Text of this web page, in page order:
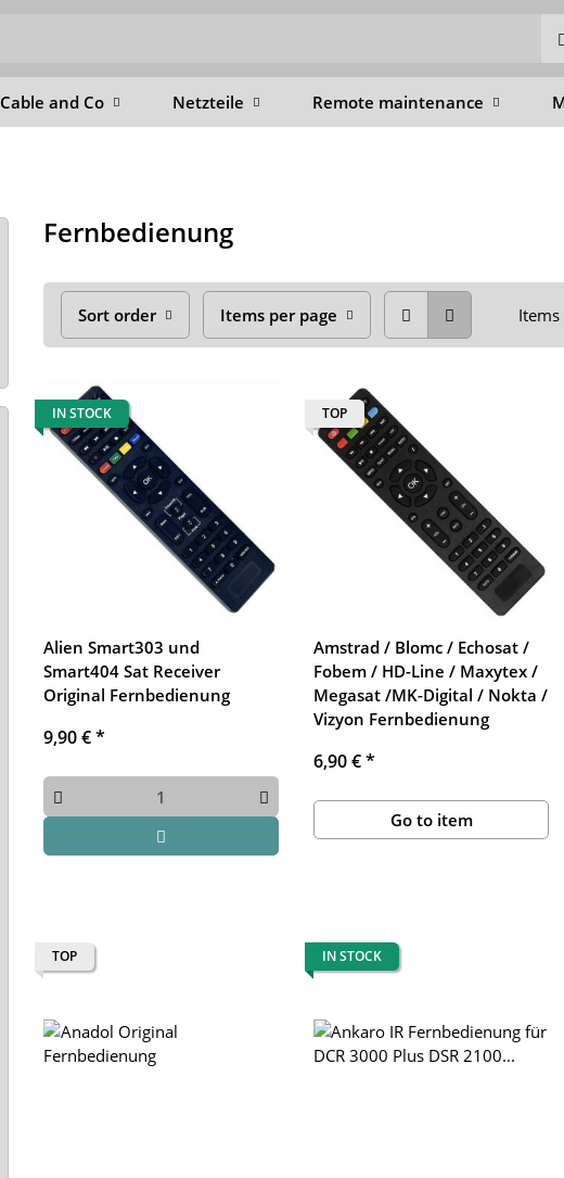
Cable and Co Netzteile Remote maintenance
Fernbedienung
Sort order Items per page
IN STOCK
Alien Smart303 und
Smart404 Sat Receiver
Original Fernbedienung
9,90 €*
TOP
Amstrad / Blomc / Echosat /
Fobem / HD-Line / Maxytex /
Megasat /MK-Digital / Nokta /
Vizyon Fernbedienung
6,90 €*
Go to item
TOP IN STOCK